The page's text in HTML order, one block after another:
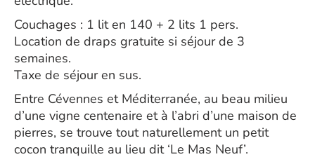
Couchages : 1 lit en 140 + 2 lits 1 pers.
Location de draps gratuite si séjour de 3
semaines.
Taxe de séjour en sus.
Entre Cévennes et Méditerranée, au beau milieu
d’une vigne centenaire et à l’abri d’une maison de
pierres, se trouve tout naturellement un petit
cocon tranquille au lieu dit ‘Le Mas Neuf’.